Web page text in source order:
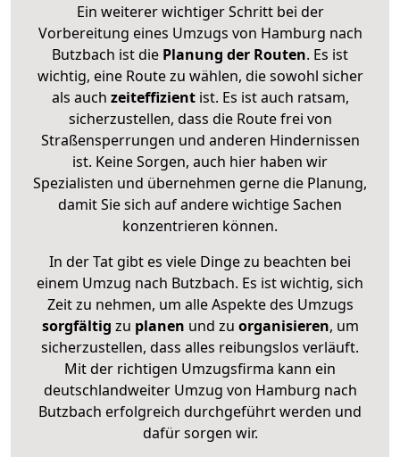
Ein weiterer wichtiger Schritt bei der
Vorbereitung eines Umzugs von Hamburg nach
Butzbach ist die Planung der Routen. Es ist
wichtig, eine Route zu wählen, die sowohl sicher
als auch zeiteffizientist. Es ist auch ratsam,
sicherzustellen, dass die Route frei von
Straßensperrungen und anderen Hindernissen
ist. Keine Sorgen, auch hier haben wir
Spezialisten und übernehmen gerne die Planung,
damit Sie sich auf andere wichtige Sachen
konzentrieren können.
In der Tat gibt es viele Dinge zu beachten bei
einem Umzug nach Butzbach. Es ist wichtig, sich
Zeit zu nehmen, um alle Aspekte des Umzugs
sorgfältig zu planen und zu organisieren, um
sicherzustellen, dass alles reibungslos verläuft.
Mit der richtigen Umzugsfirma kann ein
deutschlandweiter Umzug von Hamburg nach
Butzbach erfolgreich durchgeführt werden und
dafür sorgen wir.